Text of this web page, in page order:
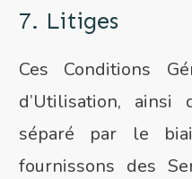
7. Litiges
Ces Conditions
d’Utilisation, ainsi
séparé par le
fournissons des